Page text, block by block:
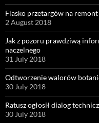
Fiasko przetargów na
2 August 2018
Jak z pozoru prawdziwą
naczelnego
31 July 2018
Odtworzenie walorów
30 July 2018
Ratusz ogłosił dialog
30 July 2018